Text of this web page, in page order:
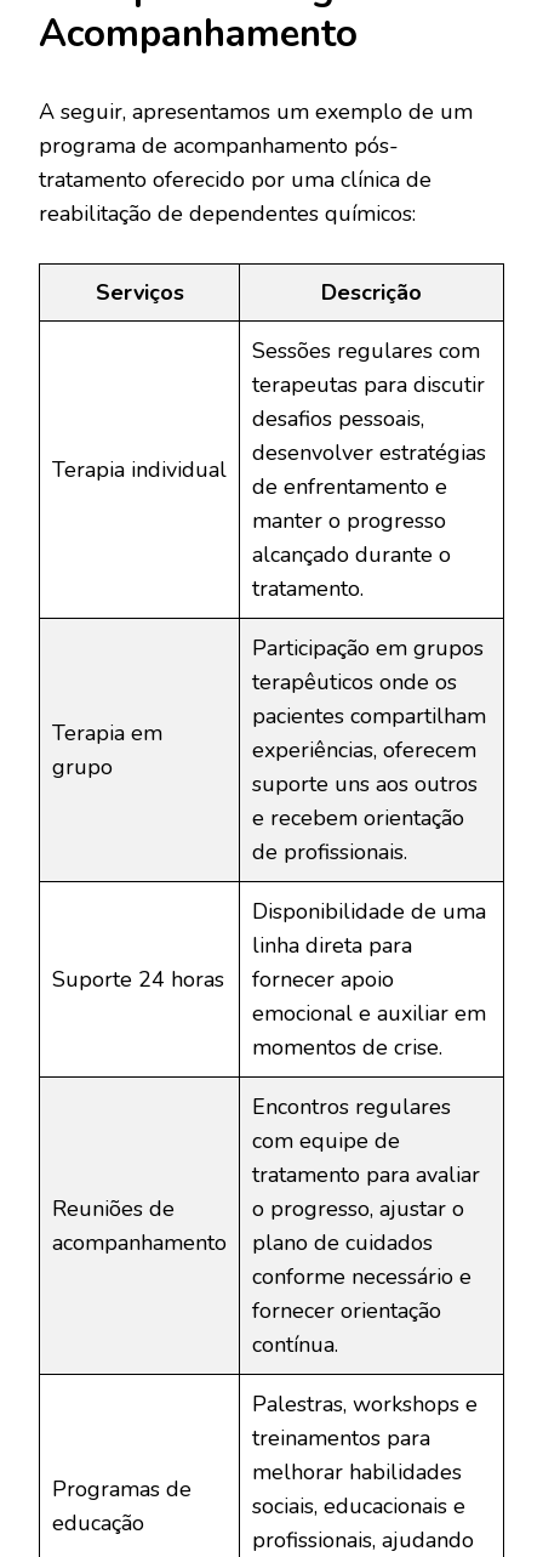
Acompanhamento
A seguir, apresentamos um exemplo de um
programa de acompanhamento pós-
tratamento oferecido por uma clínica de
reabilitação de dependentes químicos:
Serviços Descrição
Terapia individual
Sessões regulares com
terapeutas para discutir
desafios pessoais,
desenvolver estratégias
de enfrentamento e
manter o progresso
alcançado durante o
tratamento.
Terapia em
grupo
Participação em grupos
terapêuticos onde os
pacientes compartilham
experiências, oferecem
suporte uns aos outros
e recebem orientação
de profissionais.
Suporte 24 horas
Disponibilidade de uma
linha direta para
fornecer apoio
emocional e auxiliar em
momentos de crise.
Reuniões de
acompanhamento
Encontros regulares
com equipe de
tratamento para avaliar
o progresso, ajustar o
plano de cuidados
conforme necessário e
fornecer orientação
contínua.
Programas de
educação
Palestras, workshops e
treinamentos para
melhorar habilidades
sociais, educacionais e
profissionais, ajudando